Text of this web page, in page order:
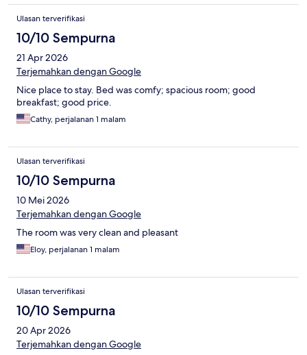
Ulasan terverifikasi
10/10 Sempurna
21 Apr 2026
Terjemahkan dengan Google
Nice place to stay. Bed was comfy; spacious room; good
breakfast; good price.
Cathy, perjalanan 1 malam
Ulasan terverifikasi
10/10 Sempurna
10 Mei 2026
Terjemahkan dengan Google
The room was very clean and pleasant
Eloy, perjalanan 1 malam
Ulasan terverifikasi
10/10 Sempurna
20 Apr 2026
Terjemahkan dengan Google